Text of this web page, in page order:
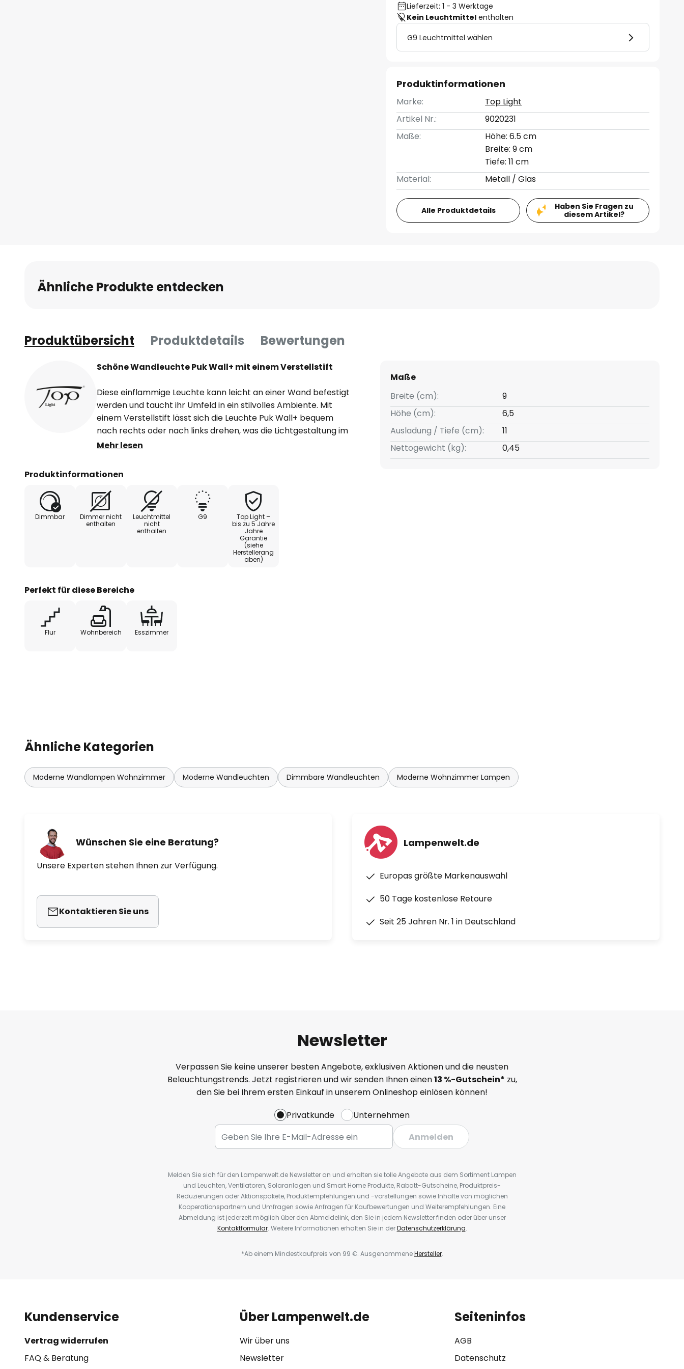
Lieferzeit: 1 - 3 Werktage
Kein Leuchtmittel enthalten
G9 Leuchtmittel wählen
Produktinformationen
Marke:
Top Light
Artikel Nr.:
9020231
Maße:
Höhe: 6.5 cm
Breite: 9 cm
Tiefe: 11 cm
Material:
Metall / Glas
Alle Produktdetails
Haben Sie Fragen zu
diesem Artikel?
Ähnliche Produkte entdecken
Produktübersicht Produktdetails Bewertungen
Schöne Wandleuchte Puk Wall+ mit einem Verstellstift
Diese einflammige Leuchte kann leicht an einer Wand befestigt
werden und taucht ihr Umfeld in ein stilvolles Ambiente. Mit
einem Verstellstift lässt sich die Leuchte Puk Wall+ bequem
nach rechts oder nach links drehen, was die Lichtgestaltung im
Raum erheblich beeinflussen kann. Zusätzlich lässt sich die
Für ein G9-Leuchtmittel (nicht enthalten, siehe Zubehör).
werden.
Mehr lesen
Produktinformationen
Dimmbar
Dimmer nicht
enthalten
Leuchtmittel
nicht
enthalten
G9
Top Light –
bis zu 5 Jahre
Jahre
Garantie
(siehe
Herstellerang
aben)
Perfekt für diese Bereiche
Flur Wohnbereich Esszimmer
Maße
Breite (cm):
9
Höhe (cm):
6,5
Ausladung / Tiefe (cm):
11
Nettogewicht (kg):
0,45
Ähnliche Kategorien
Moderne Wandlampen Wohnzimmer Moderne Wandleuchten Dimmbare Wandleuchten Moderne Wohnzimmer Lampen
Wünschen Sie eine Beratung?
Unsere Experten stehen Ihnen zur Verfügung.
Kontaktieren Sie uns
Lampenwelt.de
Europas größte Markenauswahl
50 Tage kostenlose Retoure
Seit 25 Jahren Nr. 1 in Deutschland
Newsletter
Verpassen Sie keine unserer besten Angebote, exklusiven Aktionen und die neusten
Beleuchtungstrends. Jetzt registrieren und wir senden Ihnen einen13 %-Gutschein* zu,
den Sie bei Ihrem ersten Einkauf in unserem Onlineshop einlösen können!
Privatkunde
Unternehmen
Anmelden
Melden Sie sich für den Lampenwelt.de Newsletter an und erhalten sie tolle Angebote aus dem Sortiment Lampen
und Leuchten, Ventilatoren, Solaranlagen und Smart Home Produkte, Rabatt-Gutscheine, Produktpreis-
Reduzierungen oder Aktionspakete, Produktempfehlungen und -vorstellungen sowie Inhalte von möglichen
Kooperationspartnern und Umfragen sowie Anfragen für Kaufbewertungen und Weiterempfehlungen. Eine
Abmeldung ist jederzeit möglich über den Abmeldelink, den Sie in jedem Newsletter finden oder über unser
Kontaktformular. Weitere Informationen erhalten Sie in derDatenschutzerklärung.
*Ab einem Mindestkaufpreis von 99 €. AusgenommeneHersteller.
Kundenservice
Vertrag widerrufen
FAQ & Beratung
Über Lampenwelt.de
Wir über uns
Newsletter
Seiteninfos
AGB
Datenschutz